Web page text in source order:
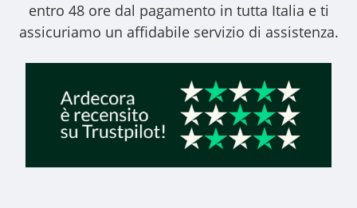
entro 48 ore dal pagamento in tutta Italia e ti
assicuriamo un affidabile servizio di assistenza.